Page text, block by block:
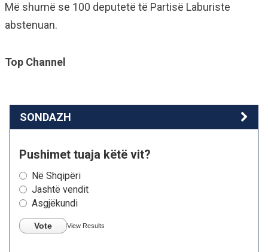
Më shumë se 100 deputetë të Partisë Laburiste
abstenuan.
Top Channel
SONDAZH
Pushimet tuaja këtë vit?
Në Shqipëri
Jashtë vendit
Asgjëkundi
Vote View Results